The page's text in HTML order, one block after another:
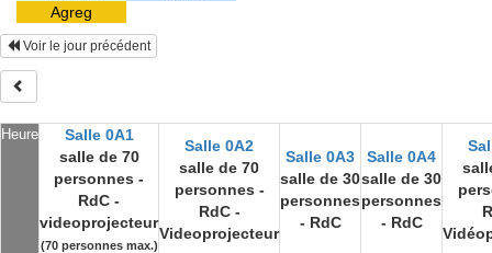
Agreg
Voir le jour précédent
Heure
Salle 0A1
salle de 70
personnes -
RdC -
videoprojecteur
(70 personnes max.)
Salle 0A2
salle de 70
personnes -
RdC -
Videoprojecteur
Salle 0A3
salle de 30
personnes
- RdC
Salle 0A4
salle de 30
personnes
- RdC